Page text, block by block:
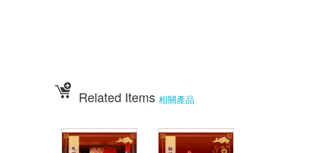
Related Items 相關產品